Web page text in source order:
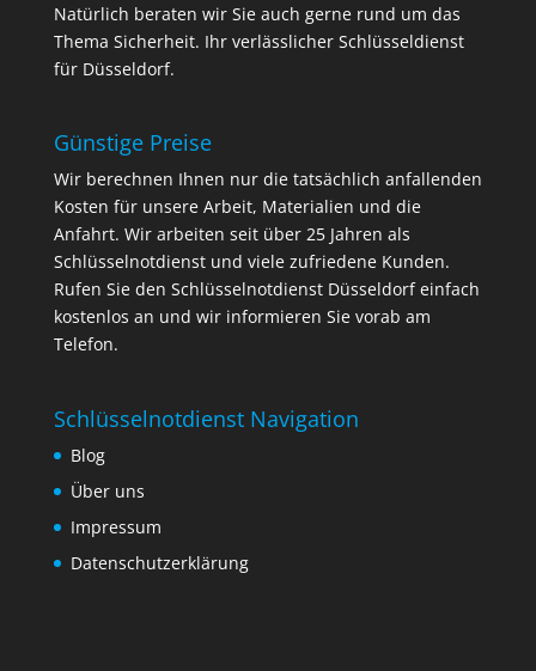
Natürlich beraten wir Sie auch gerne rund um das
Thema Sicherheit. Ihr verlässlicher Schlüsseldienst
für Düsseldorf.
Günstige Preise
Wir berechnen Ihnen nur die tatsächlich anfallenden
Kosten für unsere Arbeit, Materialien und die
Anfahrt. Wir arbeiten seit über 25 Jahren als
Schlüsselnotdienst und viele zufriedene Kunden.
Rufen Sie den Schlüsselnotdienst Düsseldorf einfach
kostenlos an und wir informieren Sie vorab am
Telefon.
Schlüsselnotdienst Navigation
Blog
Über uns
Impressum
Datenschutzerklärung